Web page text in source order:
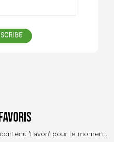
'Favori' pour le moment.